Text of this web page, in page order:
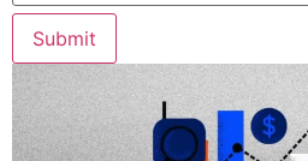
Submit